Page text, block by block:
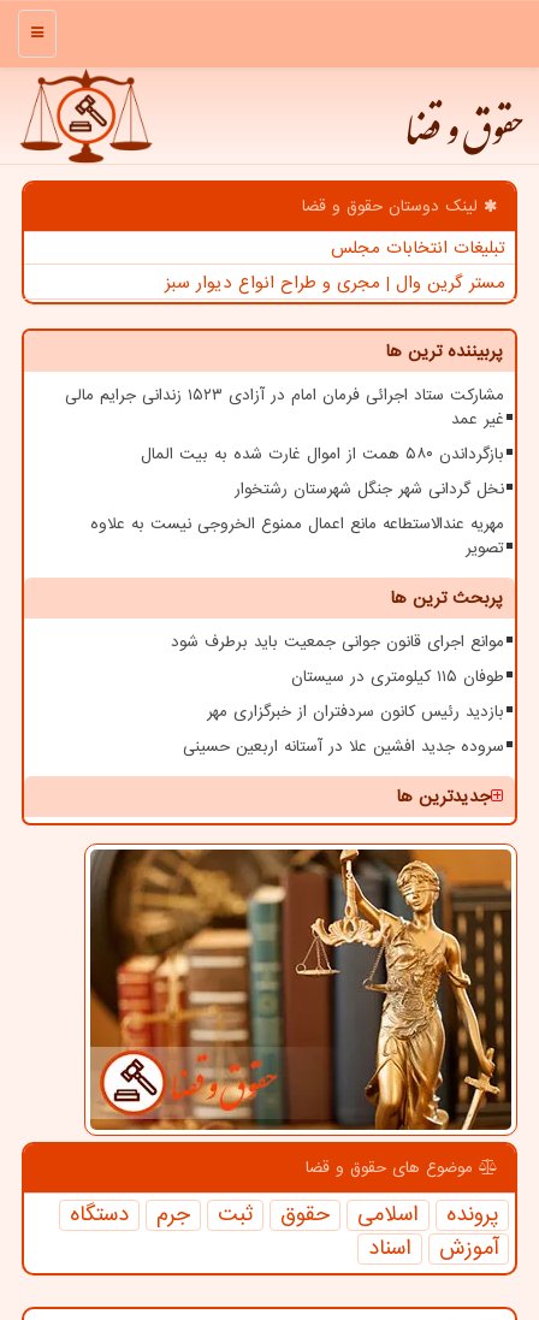
منو
حقوق و قضا
لینک دوستان حقوق و قضا
تبلیغات انتخابات مجلس
مستر گرین وال | مجری و طراح انواع دیوار سبز
پربیننده ترین ها
مشارکت ستاد اجرائی فرمان امام در آزادی ۱۵۲۳ زندانی جرایم مالی
غیر عمد
بازگرداندن ۵۸۰ همت از اموال غارت شده به بیت المال
نخل گردانی شهر جنگل شهرستان رشتخوار
مهریه عندالاستطاعه مانع اعمال ممنوع الخروجی نیست به علاوه
تصویر
پربحث ترین ها
موانع اجرای قانون جوانی جمعیت باید برطرف شود
طوفان ۱۱۵ کیلومتری در سیستان
بازدید رئیس کانون سردفتران از خبرگزاری مهر
سروده جدید افشین علا در آستانه اربعین حسینی
جدیدترین ها
موضوع های حقوق و قضا
پرونده اسلامی حقوق ثبت جرم
دستگاه
آموزش
اسناد